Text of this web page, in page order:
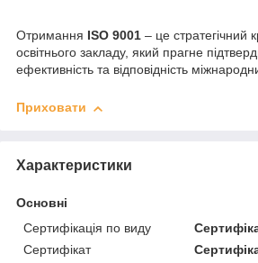
Отримання ISO 9001 – це стратегічний
освітнього закладу, який прагне
ефективність та відповідність
Приховати
Характеристики
Основні
Сертифікація по виду
Сертифікат